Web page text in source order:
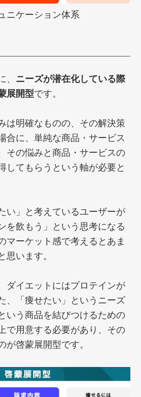
ニケーション体系
、 ニーズが潜在化している際
展開型です。
は明確なものの、その解決策
合に、単純な商品・サービス
その悩みと商品・サービスの
してもらうという軸が必要と
い」と考えているユーザーが
を飲もう」という思考になる
マーケット感で考えるとあま
思います。
ダイエットにはプロテインが
、「痩せたい」というニーズ
いう商品を結びつけるための
で用意する必要があり、その
が啓蒙展開型です。